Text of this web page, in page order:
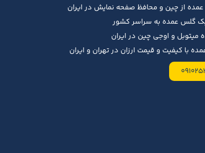
از چین و محافظ صفحه نمایش در ایران
گلس عمده به سراسر کشور
میتوبل و اوجی چین در ایران
با کیفیت و قیمت ارزان در تهران و ایران